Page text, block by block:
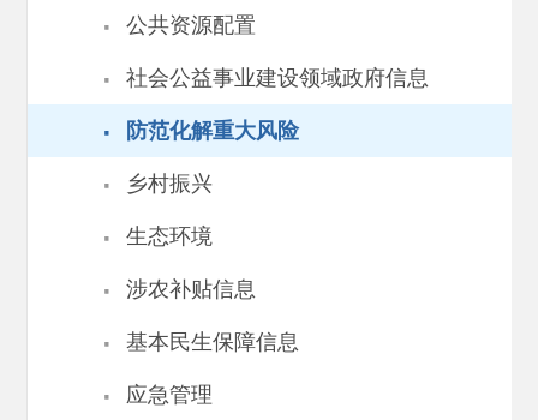
· 公共资源配置
· 社会公益事业建设领域政府信息
· 防范化解重大风险
· 乡村振兴
· 生态环境
· 涉农补贴信息
· 基本民生保障信息
· 应急管理